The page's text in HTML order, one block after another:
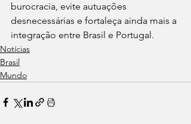
burocracia, evite autuações
desnecessárias e fortaleça ainda mais a
integração entre Brasil e Portugal.
Notícias
Brasil
Mundo